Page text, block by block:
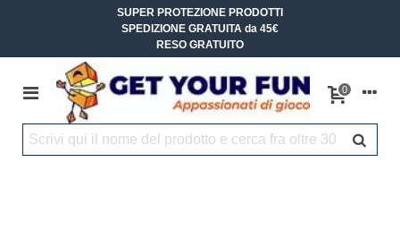
SUPER PROTEZIONE PRODOTTI
SPEDIZIONE GRATUITA da 45€
RESO GRATUITO
0